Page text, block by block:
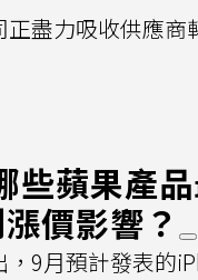
正盡力吸收供應商
些蘋果產
價影響？
，9月預計發表的